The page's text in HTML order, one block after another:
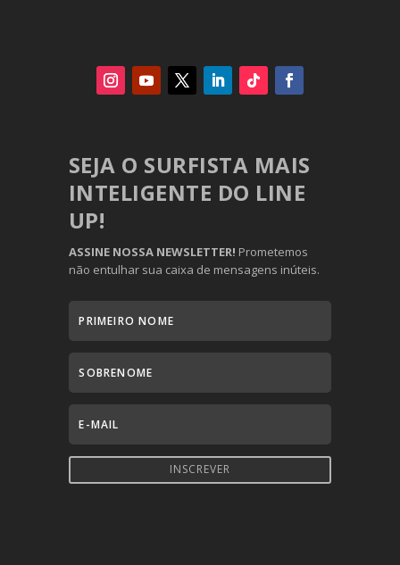
SEJA O SURFISTA MAIS
INTELIGENTE DO LINE
UP!
ASSINE NOSSA NEWSLETTER! Prometemos
não entulhar sua caixa de mensagens inúteis.
INSCREVER